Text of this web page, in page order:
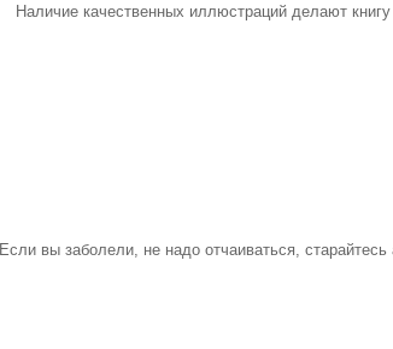
Наличие качественных иллюстраций делают
Если вы заболели, не надо отчаиваться, старайтесь